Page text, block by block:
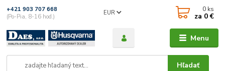
Menu
EUR
Hľadať
+421 903 707 668
(Po-Pia, 8-16 hod.)
0 ks
za 0 €